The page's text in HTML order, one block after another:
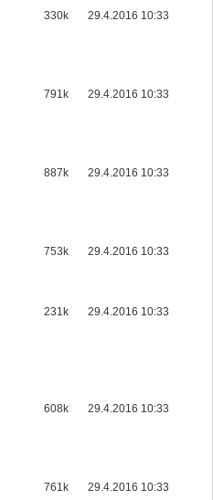
330k 29.4.2016 10:33
791k 29.4.2016 10:33
887k 29.4.2016 10:33
753k 29.4.2016 10:33
231k 29.4.2016 10:33
608k 29.4.2016 10:33
761k 29.4.2016 10:33